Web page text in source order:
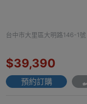
台中市大里區大明路146-1號
$39,390
預約訂購